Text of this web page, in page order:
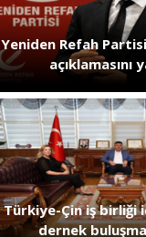
Yeniden Refah
açıklamasını
Türkiye-Çin iş birliği
dernek